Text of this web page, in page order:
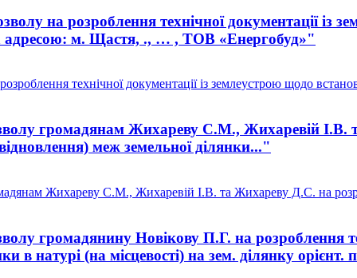
на розроблення технічної документації із
адресою: м. Щастя, ., … , ТОВ «Енергобуд»"
технічної документації із землеустрою щодо
громадянам Жихареву С.М., Жихаревій І.В.
меж земельної ділянки..."
Жихареву С.М., Жихаревій І.В. та Жихареву Д.С. на
громадянину Новікову П.Г. на розроблення
в натурі (на місцевості) на зем. ділянку